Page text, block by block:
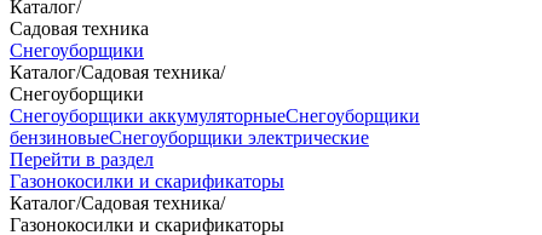
Каталог/
Садовая техника
Снегоуборщики
Каталог/Садовая техника/
Снегоуборщики
Снегоуборщики аккумуляторныеСнегоуборщики
бензиновыеСнегоуборщики электрические
Перейти в раздел
Газонокосилки и скарификаторы
Каталог/Садовая техника/
Газонокосилки и скарификаторы